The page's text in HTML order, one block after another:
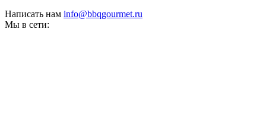
Написать нам info@bbqgourmet.ru
Мы в сети: